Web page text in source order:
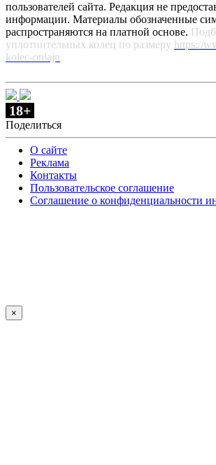
пользователей сайта. Редакция не
информации. Материалы обозначенные
распространяются на платной основе.
уплотнительных колец по размеру https://
kolec-onlajn
18+
Поделиться
О сайте
Реклама
Контакты
Пользовательское соглашение
Соглашение о конфиденциальности
×